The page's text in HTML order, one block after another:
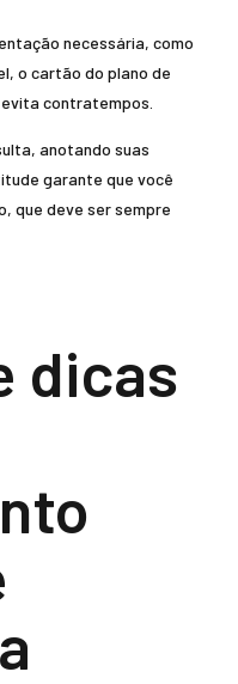
necessária, como
o cartão do plano de
contratempos.
anotando suas
garante que você
que deve ser sempre
dicas